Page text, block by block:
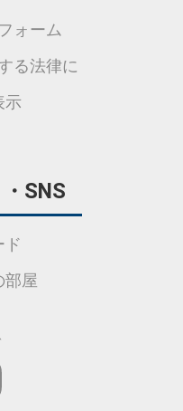
ォーム
る法律に
示
SNS
ド
部屋